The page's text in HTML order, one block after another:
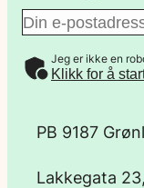
E
- Jeg er ikke en
Klikk for å
PB 9187
Lakkegata